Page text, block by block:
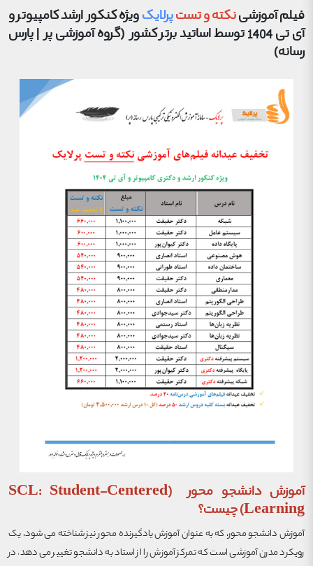
فیلم آموزشینکته و تستپرلایکویژه کنکور ارشد کامپیوتر و
آی تی 1404 توسط اساتید برتر کشور (گروه آموزشی پر | پارس
رسانه)
آموزش دانشجو محور (SCL: Student-Centered
Learning) چیست؟
آموزش دانشجو محور، که به عنوان آموزش یادگیرنده محور نیز شناخته می شود، یک
رویکرد مدرن آموزشی است که تمرکز آموزش را از استاد به دانشجو تغییر می دهد. در